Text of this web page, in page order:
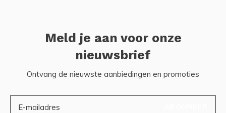
Meld je aan voor onze
nieuwsbrief
Ontvang de nieuwste aanbiedingen en promoties